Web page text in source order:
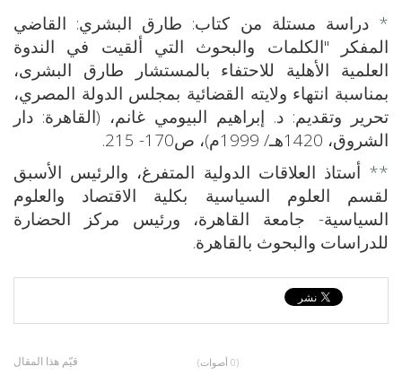
* دراسة مستلة من كتاب: طارق البشري: القاضي
المفكر "الكلمات والبحوث التي ألقيت في الندوة
العلمية الأهلية للاحتفاء بالمستشار طارق البشرى،
بمناسبة انتهاء ولايته القضائية بمجلس الدولة المصري،
تحرير وتقديم: د. إبراهيم البيومي غانم، (القاهرة: دار
الشروق، 1420هـ/ 1999م)، ص170- 215.
** أستاذ العلاقات الدولية المتفرغ، والرئيس الأسبق
لقسم العلوم السياسية بكلية الاقتصاد والعلوم
السياسية- جامعة القاهرة، ورئيس مركز الحضارة
للدراسات والبحوث بالقاهرة.
قيّم هذا المقال (0 أصوات)